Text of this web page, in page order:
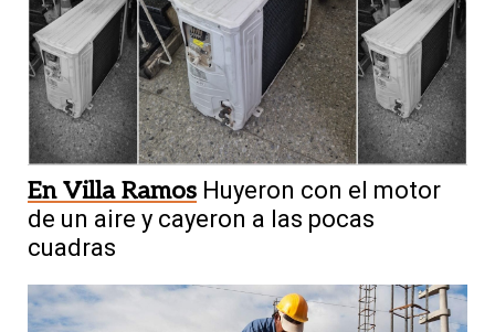
En Villa Ramos Huyeron con el motor
de un aire y cayeron a las pocas
cuadras